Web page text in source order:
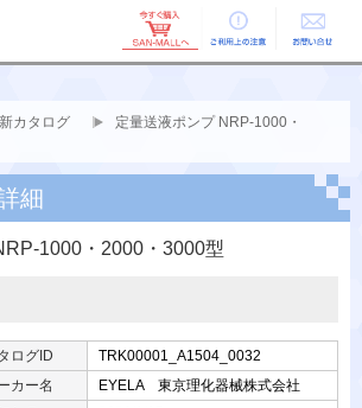
ご利用上の お問い合せ
カタログ
定量送液ポンプ NRP-1000・
細
1000・2000・3000型
ログID
TRK00001_A1504_0032
カー名
EYELA 東京理化器械株式会社